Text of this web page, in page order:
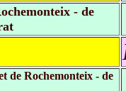
- de
de Rochemonteix - de